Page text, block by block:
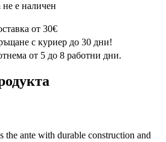
е наличен
от 30€
с куриер до 30 дни!
от 5 до 8 работни дни.
the ante with durable construction and